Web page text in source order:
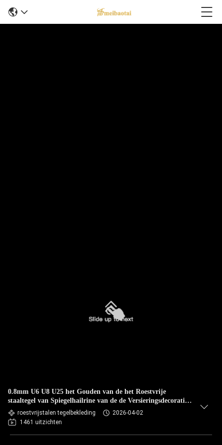
0.8mm U6 U8 U25 het Gouden van de het Roestvrije
staaltegel van Spiegelhailrine van de de Versieringsdecoratie
Profiel van U
roestvrijstalen tegelbekleding
2026-04-02
1461 uitzichten